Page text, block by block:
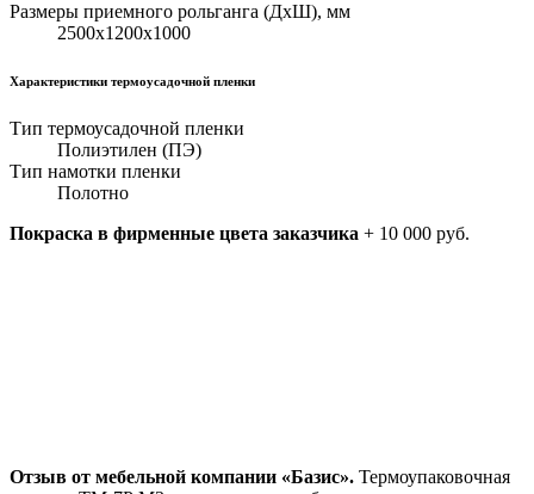
Размеры приемного рольганга (ДхШ), мм
2500х1200х1000
Характеристики термоусадочной пленки
Тип термоусадочной пленки
Полиэтилен (ПЭ)
Тип намотки пленки
Полотно
Покраска в фирменные цвета заказчика + 10 000 руб.
Отзыв от мебельной компании «Базис». Термоупаковочная